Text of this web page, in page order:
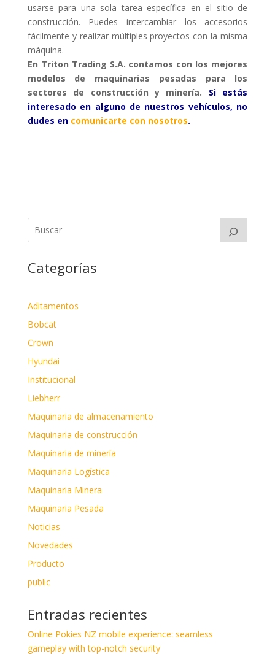
usarse para una sola tarea específica en el sitio de
construcción. Puedes intercambiar los accesorios
fácilmente y realizar múltiples proyectos con la misma
máquina.
En Triton Trading S.A. contamos con los mejores
modelos de maquinarias pesadas para los
sectores de construcción y minería. Si estás
interesado en alguno de nuestros vehículos, no
dudes en comunicarte con nosotros.
Categorías
Aditamentos
Bobcat
Crown
Hyundai
Institucional
Liebherr
Maquinaria de almacenamiento
Maquinaria de construcción
Maquinaria de minería
Maquinaria Logística
Maquinaria Minera
Maquinaria Pesada
Noticias
Novedades
Producto
public
Entradas recientes
Online Pokies NZ mobile experience: seamless
gameplay with top-notch security